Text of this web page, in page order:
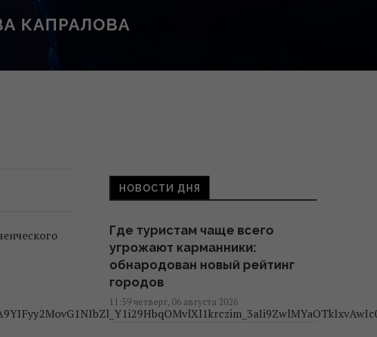
КАПРАЛОВА
НОВОСТИ ДНЯ
Где туристам чаще всего
угрожают карманники:
обнародован новый рейтинг
городов
11:59 четверг, 06 августа 2026